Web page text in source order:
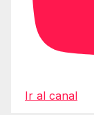
Ir al canal